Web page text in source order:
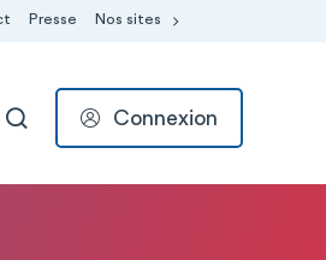
Presse Nos sites
RECHERCHER
Connexion